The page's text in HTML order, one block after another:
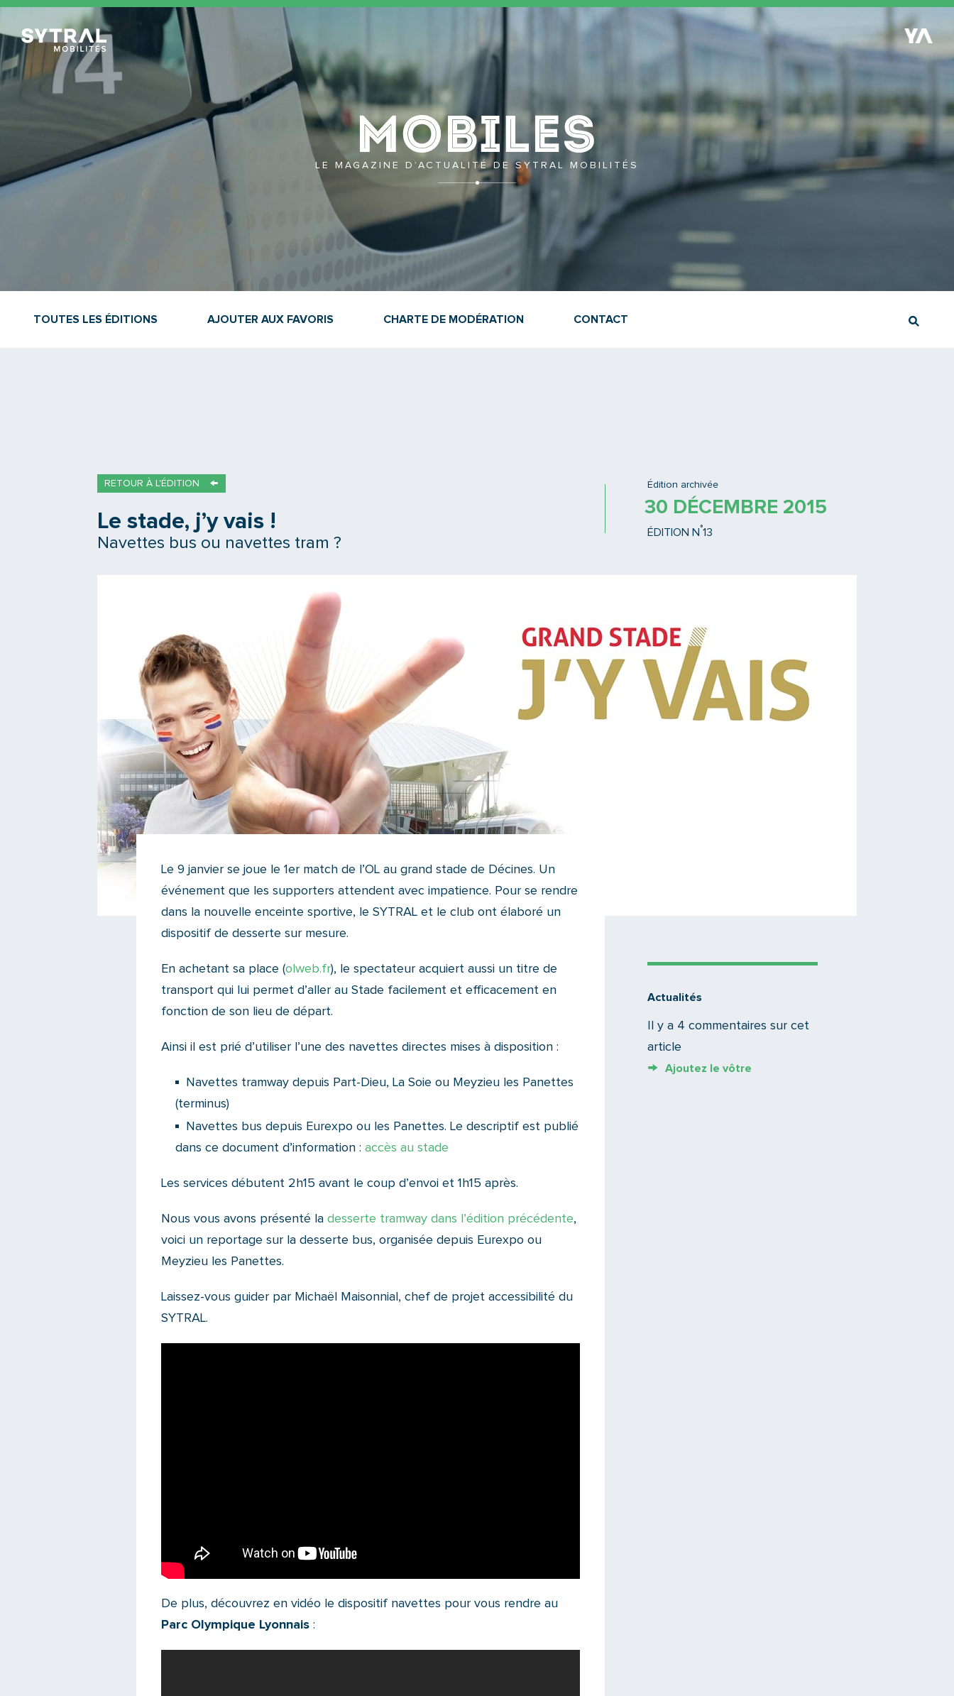
TCL Sytral
Retour à l'accueil
Mobiles
LE MAGAZINE D’ACTUALITÉ DE SYTRAL MOBILITÉS
TOUTES LES ÉDITIONS AJOUTER AUX FAVORIS CHARTE DE MODÉRATION CONTACT
RETOUR À L'ÉDITION Édition archivée
30 DÉCEMBRE 2015
ÉDITION N °13
Le stade, j’y vais !
Navettes bus ou navettes tram ?
Actualités
Il y a 4 commentaires sur cet
article
Ajoutez le vôtre
Le 9 janvier se joue le 1er match de l’OL au grand stade de Décines. Un
événement que les supporters attendent avec impatience. Pour se rendre
dans la nouvelle enceinte sportive, le SYTRAL et le club ont élaboré un
dispositif de desserte sur mesure.
En achetant sa place (olweb.fr), le spectateur acquiert aussi un titre de
transport qui lui permet d’aller au Stade facilement et efficacement en
fonction de son lieu de départ.
Ainsi il est prié d’utiliser l’une des navettes directes mises à disposition :
Navettes tramway depuis Part-Dieu, La Soie ou Meyzieu les Panettes
(terminus)
Navettes bus depuis Eurexpo ou les Panettes. Le descriptif est publié
dans ce document d’information : accès au stade
Les services débutent 2h15 avant le coup d’envoi et 1h15 après.
Nous vous avons présenté la desserte tramway dans l’édition précédente,
voici un reportage sur la desserte bus, organisée depuis Eurexpo ou
Meyzieu les Panettes.
Laissez-vous guider par Michaël Maisonnial, chef de projet accessibilité du
SYTRAL.
De plus, découvrez en vidéo le dispositif navettes pour vous rendre au
Parc Olympique Lyonnais :